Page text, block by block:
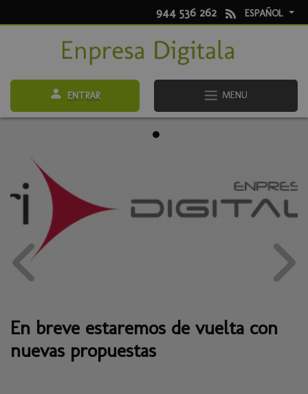
944 536 262 ESPAÑOL
ENTRAR MENU
En breve estaremos de vuelta con
nuevas propuestas
Anterior